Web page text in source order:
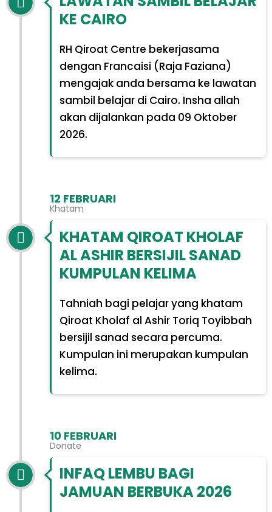
KE CAIRO
RH Qiroat Centre bekerjasama
dengan Francaisi (Raja Faziana)
mengajak anda bersama ke lawatan
sambil belajar di Cairo. Insha allah
akan dijalankan pada 09 Oktober
2026.
12 FEBRUARI
Khatam
KHATAM QIROAT KHOLAF
AL ASHIR BERSIJIL SANAD
KUMPULAN KELIMA
Tahniah bagi pelajar yang khatam
Qiroat Kholaf al Ashir Toriq Toyibbah
bersijil sanad secara percuma.
Kumpulan ini merupakan kumpulan
kelima.
10 FEBRUARI
Donate
INFAQ LEMBU BAGI
JAMUAN BERBUKA 2026